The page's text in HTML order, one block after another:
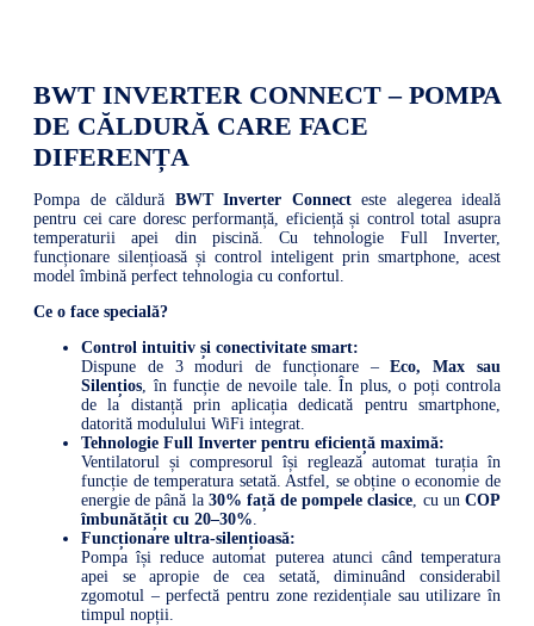
BWT INVERTER CONNECT – POMPA
DE CĂLDURĂ CARE FACE
DIFERENȚA
Pompa de căldură BWT Inverter Connecteste alegerea ideală
pentru cei care doresc performanță, eficiență și control total asupra
temperaturii apei din piscină. Cu tehnologie Full Inverter,
funcționare silențioasă și control inteligent prin smartphone, acest
model îmbină perfect tehnologia cu confortul.
Ce o face specială?
Control intuitiv și conectivitate smart:
Dispune de 3 moduri de funcționare –Eco, Max sau
Silențios, în funcție de nevoile tale. În plus, o poți controla
de la distanță prin aplicația dedicată pentru smartphone,
datorită modulului WiFi integrat.
Tehnologie Full Inverter pentru eficiență maximă:
Ventilatorul și compresorul își reglează automat turația în
funcție de temperatura setată. Astfel, se obține o economie de
energie de până la 30% față de pompele clasice, cu unCOP
îmbunătățit cu 20–30%.
Funcționare ultra-silențioasă:
Pompa își reduce automat puterea atunci când temperatura
apei se apropie de cea setată, diminuând considerabil
zgomotul – perfectă pentru zone rezidențiale sau utilizare în
timpul nopții.